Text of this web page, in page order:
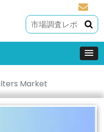
Market